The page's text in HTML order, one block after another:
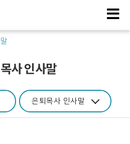
사 인사말
은퇴목사 인사말